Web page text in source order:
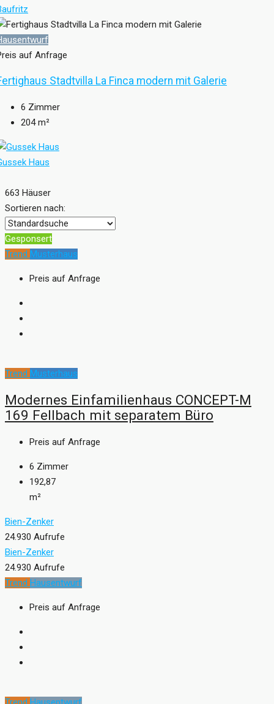
auf Anfrage
Stadtvilla La Finca modern mit Galerie
6 Zimmer
204 m²
Haus
663 Häuser
Sortieren nach:
Gesponsert
Trend Musterhaus
Preis auf Anfrage
Trend Musterhaus
Modernes Einfamilienhaus CONCEPT-M
169 Fellbach mit separatem Büro
Preis auf Anfrage
6 Zimmer
192,87
m²
Bien-Zenker
24.930 Aufrufe
Bien-Zenker
24.930 Aufrufe
Trend Hausentwurf
Preis auf Anfrage